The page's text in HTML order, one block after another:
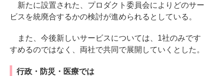
新たに設置された、プロダクト委員会によりどのサー
ビスを統廃合するかの検討が進められるとしている。
また、今後新しいサービスについては、1社のみです
すめるのではなく、両社で共同で展開していくとした。
行政・防災・医療では